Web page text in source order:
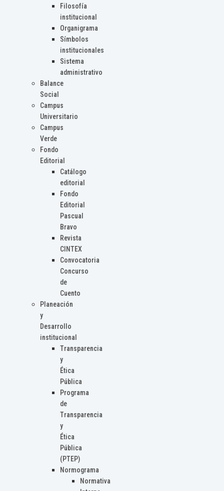
Filosofía
institucional
Organigrama
Símbolos
institucionales
Sistema
administrativo
Balance
Social
Campus
Universitario
Campus
Verde
Fondo
Editorial
Catálogo
editorial
Fondo
Editorial
Pascual
Bravo
Revista
CINTEX
Convocatoria
Concurso
de
Cuento
Planeación
y
Desarrollo
institucional
Transparencia
y
Ética
Pública
Programa
de
Transparencia
y
Ética
Pública
(PTEP)
Normograma
Normativa